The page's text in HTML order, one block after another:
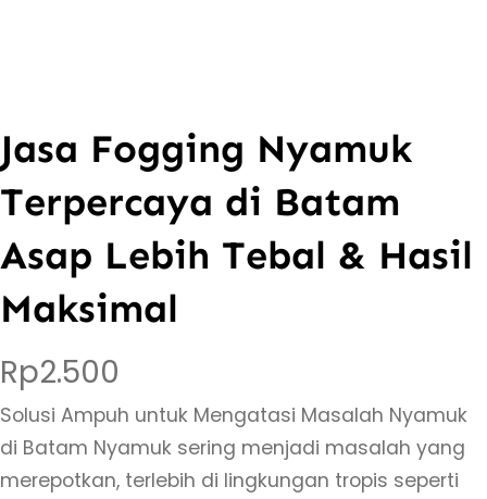
Jasa Fogging Nyamuk
Terpercaya di Batam
Asap Lebih Tebal & Hasil
Maksimal
Rp2.500
Solusi Ampuh untuk Mengatasi Masalah Nyamuk
di Batam Nyamuk sering menjadi masalah yang
merepotkan, terlebih di lingkungan tropis seperti